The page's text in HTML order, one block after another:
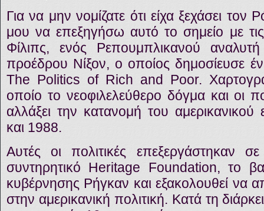
Για να μην νομίζατε ότι είχα ξεχάσει τον
μου να επεξηγήσω αυτό το σημείο με
Φίλιπς, ενός Ρεπουμπλικανού
προέδρου Νίξον, ο οποίος δημοσίευσε
The Politics of Rich and Poor.
οποίο το νεοφιλελεύθερο δόγμα και οι
αλλάξει την κατανομή του
και 1988.
Αυτές οι πολιτικές επεξεργάστηκαν
συντηρητικό Heritage Foundation, το
κυβέρνησης Ρήγκαν και εξακολουθεί να
στην αμερικανική πολιτική. Κατά τη